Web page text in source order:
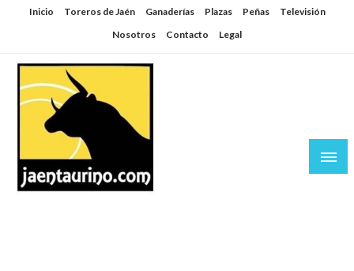
SaltarInicio Toreros de Jaén Ganaderías Plazas Peñas
Televisión
Nosotros
Contacto Legal